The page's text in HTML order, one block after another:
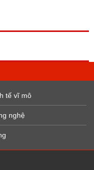
tế vĩ mô
nghệ